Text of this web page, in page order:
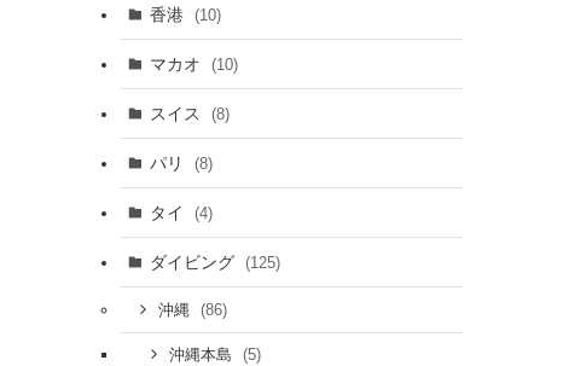
香港 (10)
マカオ (10)
スイス (8)
パリ (8)
タイ (4)
ダイビング (125)
沖縄 (86)
沖縄本島 (5)